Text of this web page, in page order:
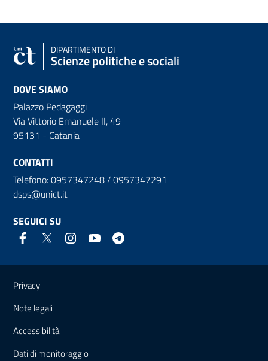
DIPARTIMENTO DI
Scienze politiche e sociali
DOVE SIAMO
Palazzo Pedagaggi
Via Vittorio Emanuele II, 49
95131 - Catania
CONTATTI
Telefono: 0957347248 / 0957347291
dsps@unict.it
SEGUICI SU
Link e informazioni utili
Privacy
Note legali
Accessibilità
Dati di monitoraggio